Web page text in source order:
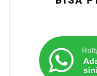
sini